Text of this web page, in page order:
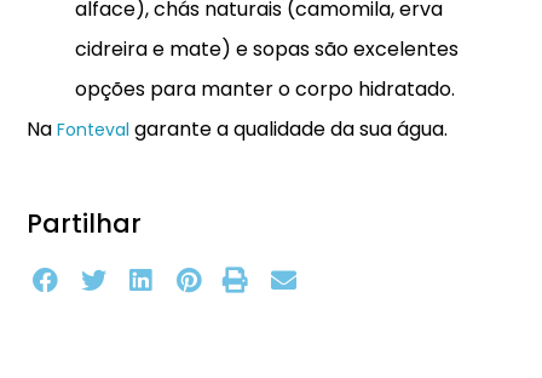
alface), chás naturais (camomila, erva
cidreira e mate) e sopas são excelentes
opções para manter o corpo hidratado.
NaFonteval garante a qualidade da sua água.
Partilhar